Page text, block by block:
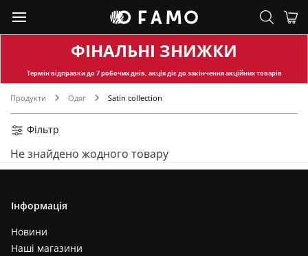
ФІНАЛЬНІ ЗНИЖКИ
Термін відправкидо 7 робочих днів, акція діє до закінчення акційних товарів
Продукти Одяг Satin collection
Фільтр
Не знайдено жодного товару
Інформація
Новини
Наші магазини